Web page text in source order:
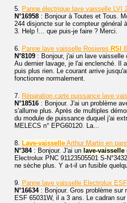
5. Panne électrique lave vaisselle LVI
N°16958 : Bonjour à Toutes et Tous.
244 disjoncte sur le compteur général
3. Help !... que puis-je faire ? Merci.
6. Panne lave vaisselle Rosieres RSI
N°8109 : Bonjour, j'ai un lave vaisselle
Au dernier lavage, je l'ai enclenché. Il
puis plus rien. Le courant arrive
fonctionne normalement.
7. Réparation carte puissance lave
N°18516 : Bonjour. J'ai un problème
s'allume plus. Après de multiples
du module de puissance duquel j'ai
MELECS n° EPG60120. La...
8. Lave-vaisselle Arthur Martin en
N°384: Bonjour. J'ai un lave-vaisselle
Electrolux PNC 91123505501 S-
ne sèche plus. Y a-t-il un fusible
9. Panne lave vaisselle Electrolux
N°16634: Bonjour. Gros problème sur
ESF 65031W, il a 3 ans. Le cadran